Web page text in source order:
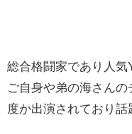
総合格闘家であり人気
ご自身や弟の海さん
度か出演されており話